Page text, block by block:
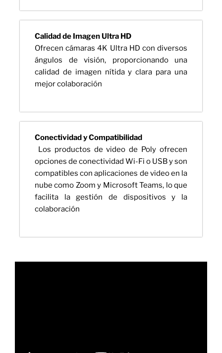
Calidad de Imagen Ultra HD
Ofrecen cámaras 4K Ultra HD con diversos
ángulos de visión, proporcionando una
calidad de imagen nítida y clara para una
mejor colaboración
Conectividad y Compatibilidad
Los productos de video de Poly ofrecen
opciones de conectividad Wi-Fi o USB y son
compatibles con aplicaciones de video en la
nube como Zoom y Microsoft Teams, lo que
facilita la gestión de dispositivos y la
colaboración